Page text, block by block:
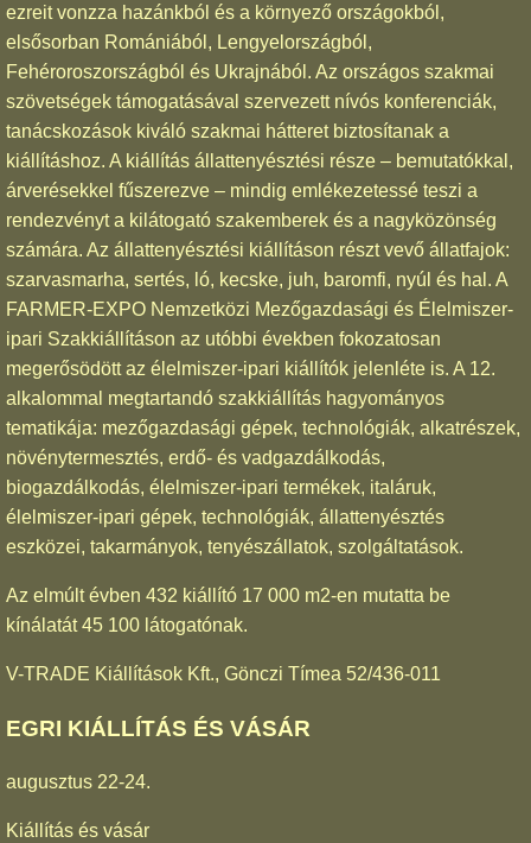
ezreit vonzza hazánkból és a környező országokból,
elsősorban Romániából, Lengyelországból,
Fehéroroszországból és Ukrajnából. Az országos szakmai
szövetségek támogatásával szervezett nívós konferenciák,
tanácskozások kiváló szakmai hátteret biztosítanak a
kiállításhoz. A kiállítás állattenyésztési része – bemutatókkal,
árverésekkel fűszerezve – mindig emlékezetessé teszi a
rendezvényt a kilátogató szakemberek és a nagyközönség
számára. Az állattenyésztési kiállításon részt vevő állatfajok:
szarvasmarha, sertés, ló, kecske, juh, baromfi, nyúl és hal. A
FARMER-EXPO Nemzetközi Mezőgazdasági és Élelmiszer-
ipari Szakkiállításon az utóbbi években fokozatosan
megerősödött az élelmiszer-ipari kiállítók jelenléte is. A 12.
alkalommal megtartandó szakkiállítás hagyományos
tematikája: mezőgazdasági gépek, technológiák, alkatrészek,
növénytermesztés, erdő- és vadgazdálkodás,
biogazdálkodás, élelmiszer-ipari termékek, italáruk,
élelmiszer-ipari gépek, technológiák, állattenyésztés
eszközei, takarmányok, tenyészállatok, szolgáltatások.
Az elmúlt évben 432 kiállító 17 000 m2-en mutatta be
kínálatát 45 100 látogatónak.
V-TRADE Kiállítások Kft., Gönczi Tímea 52/436-011
EGRI KIÁLLÍTÁS ÉS VÁSÁR
augusztus 22-24.
Kiállítás és vásár